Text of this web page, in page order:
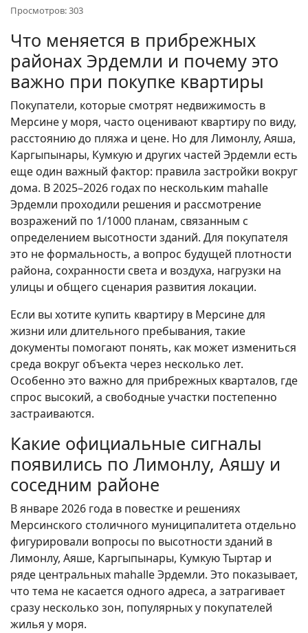
Просмотров: 303
Что меняется в прибрежных
районах Эрдемли и почему это
важно при покупке квартиры
Покупатели, которые смотрят недвижимость в
Мерсине у моря, часто оценивают квартиру по виду,
расстоянию до пляжа и цене. Но для Лимонлу, Аяша,
Каргыпынары, Кумкую и других частей Эрдемли есть
еще один важный фактор: правила застройки вокруг
дома. В 2025–2026 годах по нескольким mahalle
Эрдемли проходили решения и рассмотрение
возражений по 1/1000 планам, связанным с
определением высотности зданий. Для покупателя
это не формальность, а вопрос будущей плотности
района, сохранности света и воздуха, нагрузки на
улицы и общего сценария развития локации.
Если вы хотите купить квартиру в Мерсине для
жизни или длительного пребывания, такие
документы помогают понять, как может измениться
среда вокруг объекта через несколько лет.
Особенно это важно для прибрежных кварталов, где
спрос высокий, а свободные участки постепенно
застраиваются.
Какие официальные сигналы
появились по Лимонлу, Аяшу и
соседним районе
В январе 2026 года в повестке и решениях
Мерсинского столичного муниципалитета отдельно
фигурировали вопросы по высотности зданий в
Лимонлу, Аяше, Каргыпынары, Кумкую Тыртар и
ряде центральных mahalle Эрдемли. Это показывает,
что тема не касается одного адреса, а затрагивает
сразу несколько зон, популярных у покупателей
жилья у моря.